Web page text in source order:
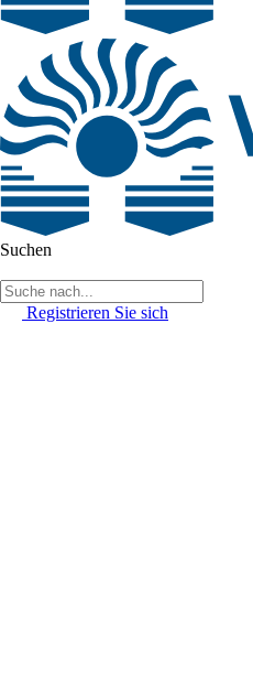
Suchen
Registrieren Sie sich